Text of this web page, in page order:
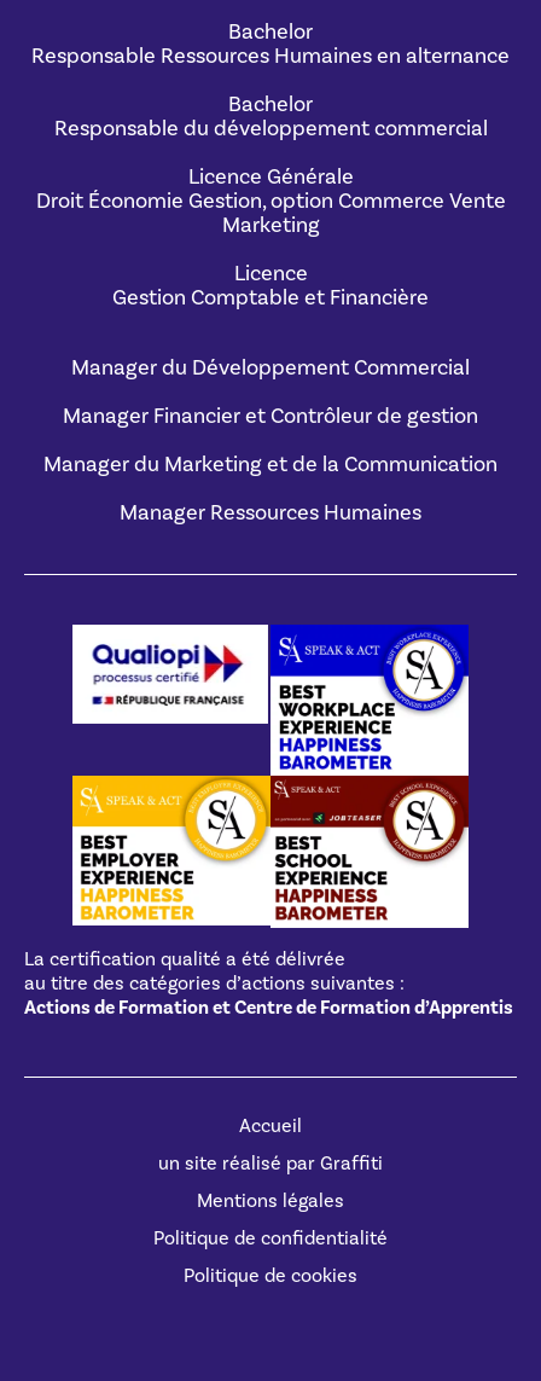
Bachelor
Responsable Ressources Humaines en alternance
Bachelor
Responsable du développement commercial
Licence Générale
Droit Économie Gestion, option Commerce Vente
Marketing
Licence
Gestion Comptable et Financière
Manager du Développement Commercial
Manager Financier et Contrôleur de gestion
Manager du Marketing et de la Communication
Manager Ressources Humaines
La certification qualité a été délivrée
au titre des catégories d’actions suivantes :
Actions de Formation et Centre de Formation d’Apprentis
Accueil
un site réalisé par Graffiti
Mentions légales
Politique de confidentialité
Politique de cookies